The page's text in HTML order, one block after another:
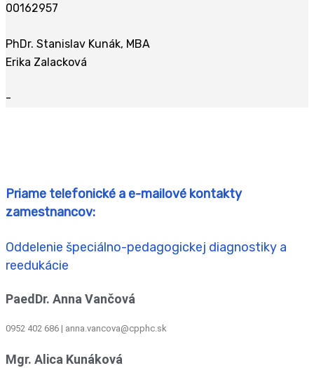
00162957
PhDr. Stanislav Kunák, MBA
Erika Zalacková
-
Priame telefonické a e-mailové kontakty
zamestnancov:
Oddelenie špeciálno-pedagogickej diagnostiky a
reedukácie
PaedDr. Anna Vančová
0952 402 686 | anna.vancova@cpphc.sk
Mgr. Alica Kunáková